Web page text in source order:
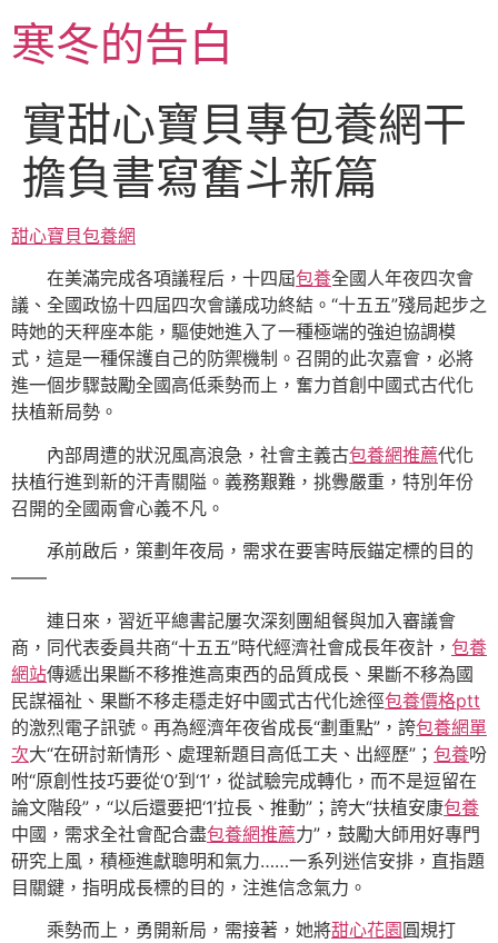
至
主寒冬的告白
實甜心寶貝專包養網干
擔負書寫奮斗新篇
甜心寶貝包養網
在美滿完成各項議程后，十四屆包養全國人年夜四次會
議、全國政協十四屆四次會議成功終結。“十五五”殘局起步之
時她的天秤座本能，驅使她進入了一種極端的強迫協調模
式，這是一種保護自己的防禦機制。召開的此次嘉會，必將
進一個步驟鼓勵全國高低乘勢而上，奮力首創中國式古代化
扶植新局勢。
內部周遭的狀況風高浪急，社會主義古包養網推薦代化
扶植行進到新的汗青關隘。義務艱難，挑釁嚴重，特別年份
召開的全國兩會心義不凡。
承前啟后，策劃年夜局，需求在要害時辰錨定標的目的
——
連日來，習近平總書記屢次深刻團組餐與加入審議會
商，同代表委員共商“十五五”時代經濟社會成長年夜計， 包養
網站傳遞出果斷不移推進高東西的品質成長、果斷不移為國
民謀福祉、果斷不移走穩走好中國式古代化途徑包養價格ptt
的激烈電子訊號。再為經濟年夜省成長“劃重點”，誇包養網單
次大“在研討新情形、處理新題目高低工夫、出經歷”； 包養吩
咐“原創性技巧要從‘0’到‘1’，從試驗完成轉化，而不是逗留在
論文階段”，“以后還要把‘1’拉長、推動”；誇大“扶植安康包養
中國，需求全社會配合盡包養網推薦力”，鼓勵大師用好專門
研究上風，積極進獻聰明和氣力……一系列迷信安排，直指題
目關鍵，指明成長標的目的，注進信念氣力。
乘勢而上，勇開新局，需接著，她將甜心花園圓規打